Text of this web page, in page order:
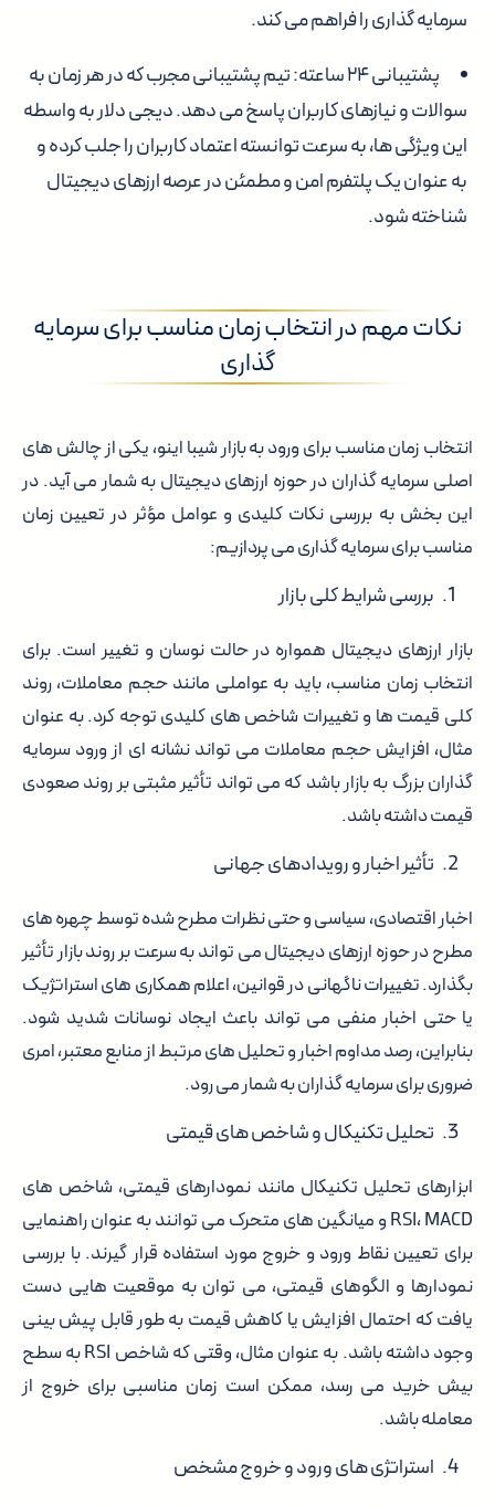
سرمایه گذاری را فراهم می کند.
پشتیبانی ۲۴ ساعته: تیم پشتیبانی مجرب که در هر زمان به
سوالات و نیازهای کاربران پاسخ می دهد. دیجی دلار به واسطه
این ویژگی ها، به سرعت توانسته اعتماد کاربران را جلب کرده و
به عنوان یک پلتفرم امن و مطمئن در عرصه ارزهای دیجیتال
شناخته شود.
نکات مهم در انتخاب زمان مناسب برای سرمایه
گذاری
انتخاب زمان مناسب برای ورود به بازار شیبا اینو، یکی از چالش های
اصلی سرمایه گذاران در حوزه ارزهای دیجیتال به شمار می آید. در
این بخش به بررسی نکات کلیدی و عوامل مؤثر در تعیین زمان
مناسب برای سرمایه گذاری می پردازیم:
بررسی شرایط کلی بازار
بازار ارزهای دیجیتال همواره در حالت نوسان و تغییر است. برای
انتخاب زمان مناسب، باید به عواملی مانند حجم معاملات، روند
کلی قیمت ها و تغییرات شاخص های کلیدی توجه کرد. به عنوان
مثال، افزایش حجم معاملات می تواند نشانه ای از ورود سرمایه
گذاران بزرگ به بازار باشد که می تواند تأثیر مثبتی بر روند صعودی
قیمت داشته باشد.
تأثیر اخبار و رویدادهای جهانی
اخبار اقتصادی، سیاسی و حتی نظرات مطرح شده توسط چهره های
مطرح در حوزه ارزهای دیجیتال می تواند به سرعت بر روند بازار تأثیر
بگذارد. تغییرات ناگهانی در قوانین، اعلام همکاری های استراتژیک
یا حتی اخبار منفی می تواند باعث ایجاد نوسانات شدید شود.
بنابراین، رصد مداوم اخبار و تحلیل های مرتبط از منابع معتبر، امری
ضروری برای سرمایه گذاران به شمار می رود.
تحلیل تکنیکال و شاخص های قیمتی
ابزارهای تحلیل تکنیکال مانند نمودارهای قیمتی، شاخص های
RSI، MACD و میانگین های متحرک می توانند به عنوان راهنمایی
برای تعیین نقاط ورود و خروج مورد استفاده قرار گیرند. با بررسی
نمودارها و الگوهای قیمتی، می توان به موقعیت هایی دست
یافت که احتمال افزایش یا کاهش قیمت به طور قابل پیش بینی
وجود داشته باشد. به عنوان مثال، وقتی که شاخص RSI به سطح
بیش خرید می رسد، ممکن است زمان مناسبی برای خروج از
معامله باشد.
استراتژی های ورود و خروج مشخص